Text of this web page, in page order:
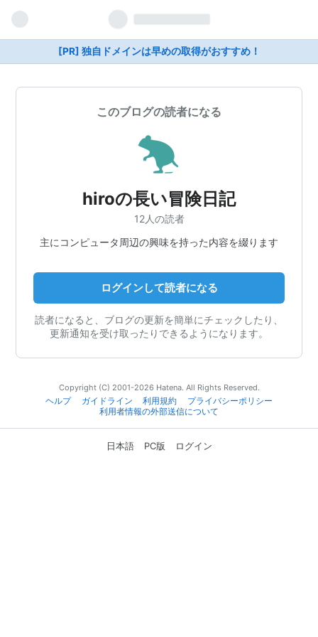
[PR] 独自ドメインは早めの取得がおすすめ！
このブログの読者になる
hiroの長い冒険日記
12人の読者
主にコンピュータ周辺の興味を持った内容を綴ります
ログインして読者になる
読者になると、ブログの更新を簡単にチェックしたり、
更新通知を受け取ったりできるようになります。
Copyright (C) 2001-2026 Hatena. All Rights Reserved.
ヘルプ
ガイドライン 利用規約
プライバシーポリシー
利用者情報の外部送信について
日本語 PC版 ログイン